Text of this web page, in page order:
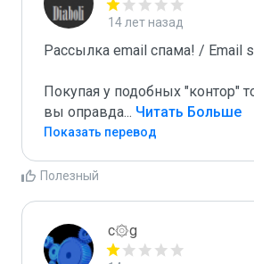
14 лет назад
Рассылка email спама! / Email
Покупая у подобных "контор"
вы оправда... Читать Больше
Показать перевод
Полезный
c۞g